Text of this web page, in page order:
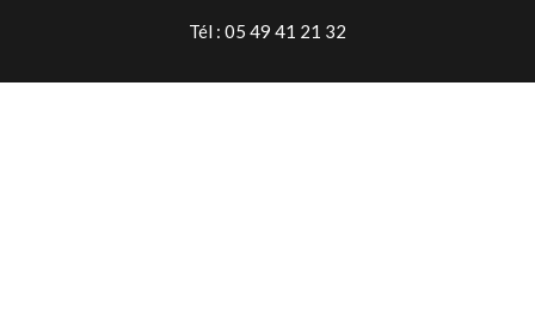
Tél : 05 49 41 21 32